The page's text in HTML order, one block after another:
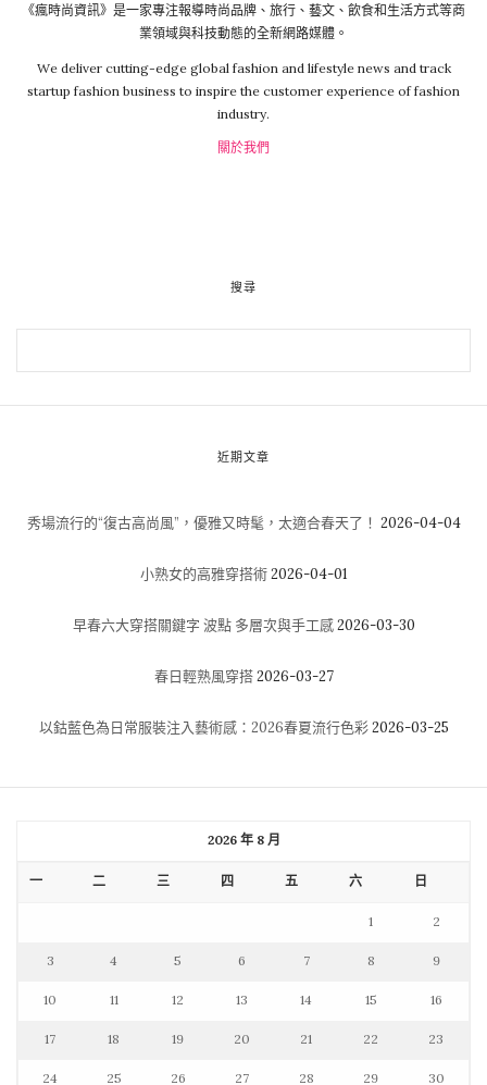
《瘋時尚資訊》是一家專注報導時尚品牌、旅行、藝文、飲食和生活方式等商
業領域與科技動態的全新網路媒體。
We deliver cutting-edge global fashion and lifestyle news and track
startup fashion business to inspire the customer experience of fashion
industry.
關於我們
搜尋
近期文章
秀場流行的“復古高尚風”，優雅又時髦，太適合春天了！ 2026-04-04
小熟女的高雅穿搭術 2026-04-01
早春六大穿搭關鍵字 波點 多層次與手工感 2026-03-30
春日輕熟風穿搭 2026-03-27
以鈷藍色為日常服裝注入藝術感：2026春夏流行色彩 2026-03-25
2026 年 8 月
一 二 三 四 五 六 日
1 2
3 4 5 6 7 8 9
10 11 12 13 14 15 16
17 18 19 20 21 22 23
24 25 26 27 28 29 30